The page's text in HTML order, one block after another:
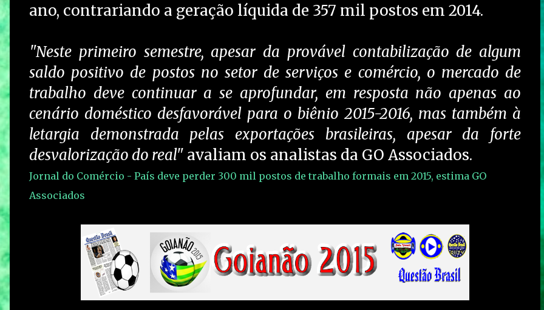
ano, contrariando a geração líquida de 357 mil postos em 2014.
"Neste primeiro semestre, apesar da provável contabilização de algum
saldo positivo de postos no setor de serviços e comércio, o mercado de
trabalho deve continuar a se aprofundar, em resposta não apenas ao
cenário doméstico desfavorável para o biênio 2015-2016, mas também à
letargia demonstrada pelas exportações brasileiras, apesar da forte
desvalorização do real" avaliam os analistas da GO Associados.
Jornal do Comércio - País deve perder 300 mil postos de trabalho formais em 2015, estima GO
Associados